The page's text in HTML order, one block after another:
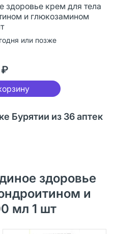
здоровье крем для тела
и глюкозамином
или позже
₽
Бурятии из 36 аптек
здоровье
и
мл 1 шт